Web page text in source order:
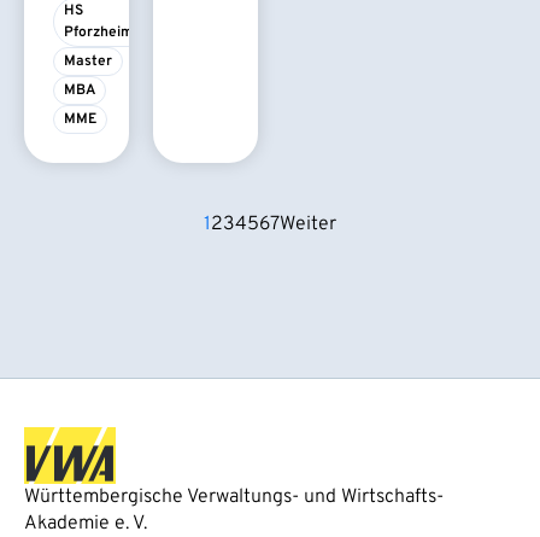
HS
Pforzheim
Master
MBA
MME
1234567Weiter
Württembergische Verwaltungs- und Wirtschafts-
Akademie e. V.